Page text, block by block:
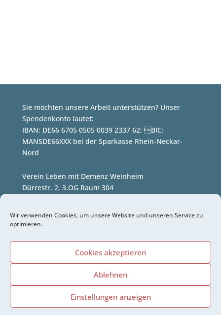
Wir verwenden Cookies, um unsere Website und unseren Service zu
optimieren.
Cookies akzeptieren
Ablehnen
Einstellungen anzeigen
Sie möchten unsere Arbeit unterstützen? Unser
Spendenkonto lautet:
IBAN: DE66 6705 0505 0039 2337 62; BIC:
MANSDE66XXX bei der Sparkasse Rhein-Neckar-
Nord
Verein Leben mit Demenz Weinheim
Dürrestr. 2, 3.OG Raum 304
info@leben-mit-demenz-weinheim.de
Datenschutz